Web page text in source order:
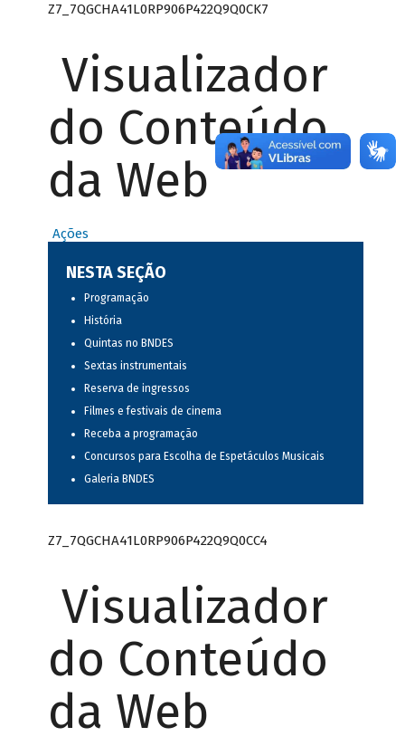
Z7_7QGCHA41L0RP906P422Q9Q0CK7
Visualizador
do Conteúdo
da Web
Ações
NESTA SEÇÃO
Programação
História
Quintas no BNDES
Sextas instrumentais
Reserva de ingressos
Filmes e festivais de cinema
Receba a programação
Concursos para Escolha de Espetáculos Musicais
Galeria BNDES
Z7_7QGCHA41L0RP906P422Q9Q0CC4
Visualizador
do Conteúdo
da Web